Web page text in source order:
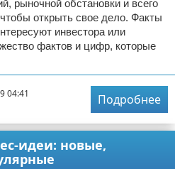
рыночной обстановки и всего
открыть свое дело. Факты
инвестора или
фактов и цифр, которые
04:41
Подробнее
идеи: новые,